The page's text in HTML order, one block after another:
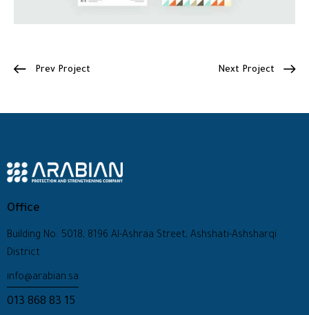
Prev Project Next Project
Office
Building No: 5018, 8196 Al-Ashraa Street, Ashshati-Ashsharqi
District
info@arabian.sa
013 868 83 15